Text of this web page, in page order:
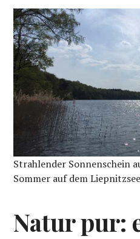
Strahlender Sonnenschein
Sommer auf dem Liepnitzsee
Natur pur: